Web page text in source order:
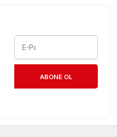
ABONE OL